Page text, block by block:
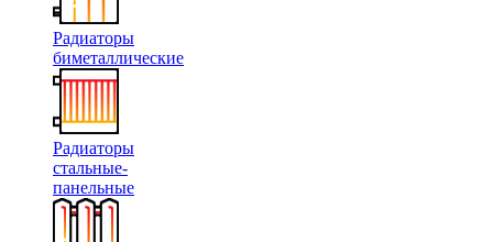
Радиаторы
биметаллические
Радиаторы
стальные-
панельные